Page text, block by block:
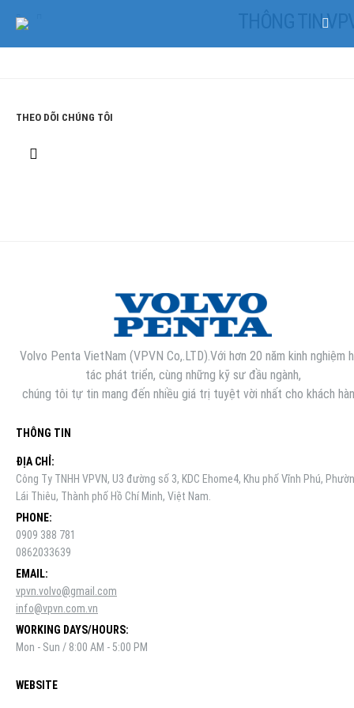
THÔNG TIN
THEO DÕI CHÚNG TÔI
Volvo Penta VietNam (VPVN Co,.LTD).Với hơn 20 năm kinh nghiệm
tác phát triển, cùng những kỹ sư đầu ngành,
chúng tôi tự tin mang đến nhiều giá trị tuyệt vời nhất cho khách
THÔNG TIN
ĐỊA CHỈ:
Công Ty TNHH VPVN, U3 đường số 3, KDC Ehome4, Khu phố Vĩnh Phú,
Lái Thiêu, Thành phố Hồ Chí Minh, Việt Nam.
PHONE:
0909 388 781
0862033639
EMAIL:
vpvn.volvo@gmail.com
info@vpvn.com.vn
WORKING DAYS/HOURS:
Mon - Sun / 8:00 AM - 5:00 PM
WEBSITE